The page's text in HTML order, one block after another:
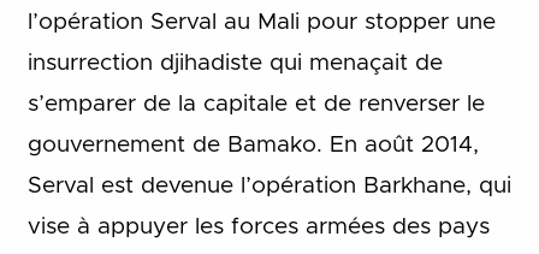
l’opération Serval au Mali pour stopper une
insurrection djihadiste qui menaçait de
s’emparer de la capitale et de renverser le
gouvernement de Bamako. En août 2014,
Serval est devenue l’opération Barkhane, qui
vise à appuyer les forces armées des pays